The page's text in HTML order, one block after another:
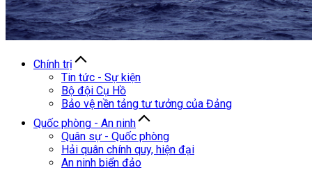
Chính trị
Tin tức - Sự kiện
Bộ đội Cụ Hồ
Bảo vệ nền tảng tư tưởng của Đảng
Quốc phòng - An ninh
Quân sự - Quốc phòng
Hải quân chính quy, hiện đại
An ninh biển đảo